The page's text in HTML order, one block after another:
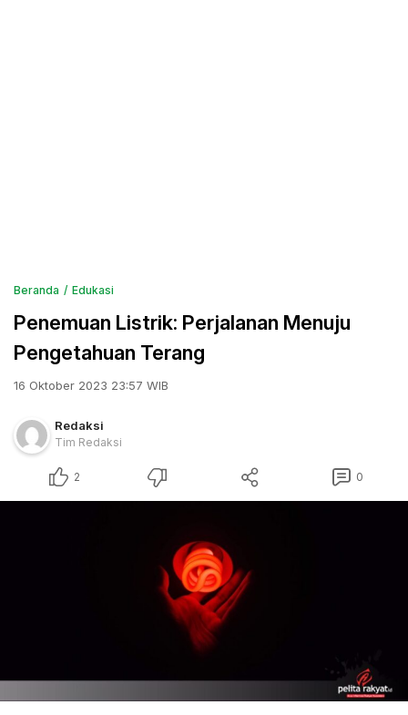
Beranda Edukasi
Penemuan Listrik: Perjalanan Menuju
Pengetahuan Terang
16 Oktober 2023 23:57 WIB
Redaksi
Tim Redaksi
2 0